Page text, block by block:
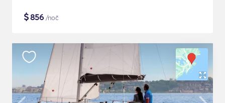
$856 /noč